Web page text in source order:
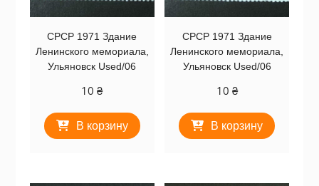
СРСР 1971 Здание
Ленинского мемориала,
Ульяновск Used/06
10₴
В корзину
СРСР 1971 Здание
Ленинского мемориала,
Ульяновск Used/06
10 ₴
В корзину